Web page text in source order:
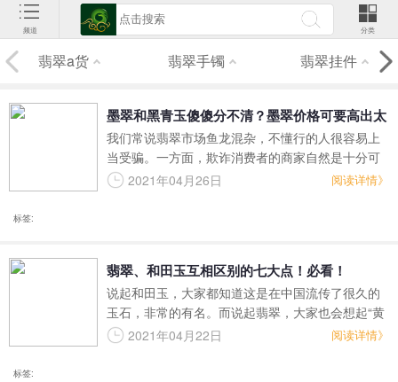
频道 分类
翡翠a货 翡翠手镯 翡翠挂件
墨翠和黑青玉傻傻分不清？墨翠价格可要高出太
多了！
我们常说翡翠市场鱼龙混杂，不懂行的人很容易上
当受骗。一方面，欺诈消费者的商家自然是十分可
恨，另一方面，顾客不懂基础的相关知识，也是屡
2021年04月26日 阅读详情》
标签:
翡翠、和田玉互相区别的七大点！必看！
说起和田玉，大家都知道这是在中国流传了很久的
玉石，非常的有名。而说起翡翠，大家也会想起“黄
金有价玉无价”的说法，证明翡翠的尊贵地位。而这
2021年04月22日 阅读详情》
标签: